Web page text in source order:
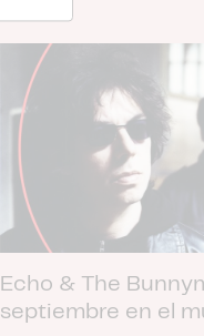
Echo & The
septiembre en el